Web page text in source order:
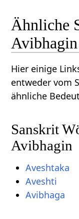
Ähnliche
Avibhagin
Hier einige
entweder vom
ähnliche
Sanskrit
Avibhagin
Aveshtaka
Aveshti
Avibhaga